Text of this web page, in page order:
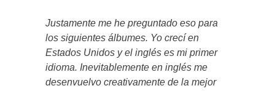
Justamente me he preguntado eso para
los siguientes álbumes. Yo crecí en
Estados Unidos y el inglés es mi primer
idioma. Inevitablemente en inglés me
desenvuelvo creativamente de la mejor